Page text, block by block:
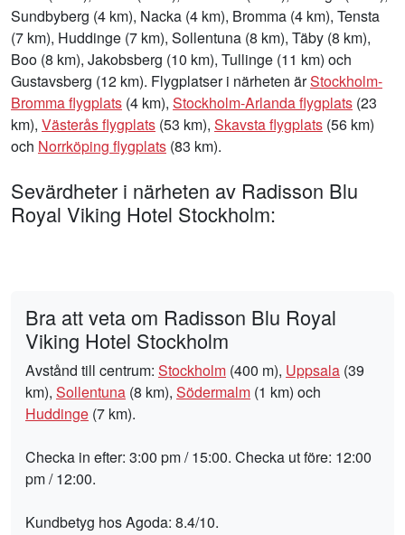
Sundbyberg (4 km), Nacka (4 km), Bromma (4 km), Tensta
(7 km), Huddinge (7 km), Sollentuna (8 km), Täby (8 km),
Boo (8 km), Jakobsberg (10 km), Tullinge (11 km) och
Gustavsberg (12 km). Flygplatser i närheten ärStockholm-
Bromma flygplats (4 km), Stockholm-Arlanda flygplats (23
km), Västerås flygplats (53 km), Skavsta flygplats (56 km)
och Norrköping flygplats (83 km).
Sevärdheter i närheten av Radisson Blu
Royal Viking Hotel Stockholm:
Bra att veta om Radisson Blu Royal
Viking Hotel Stockholm
Avstånd till centrum: Stockholm (400 m), Uppsala (39
km), Sollentuna (8 km), Södermalm (1 km) och
Huddinge (7 km).
Checka in efter: 3:00 pm / 15:00. Checka ut före: 12:00
pm / 12:00.
Kundbetyg hos Agoda: 8.4/10.